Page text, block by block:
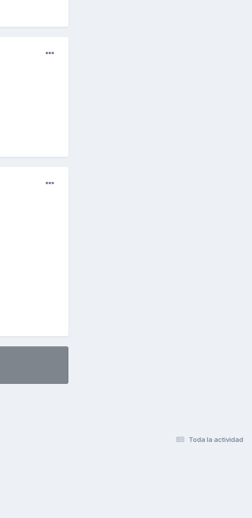
Toda la actividad